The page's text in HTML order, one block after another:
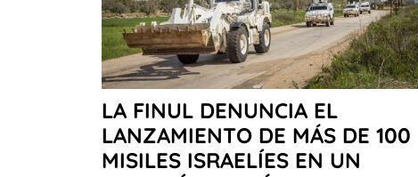
LA FINUL DENUNCIA EL
LANZAMIENTO DE MÁS DE 100
MISILES ISRAELÍES EN UN